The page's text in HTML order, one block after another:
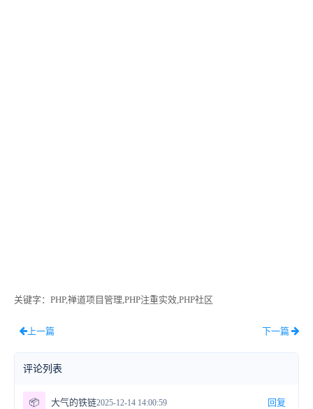
关键字 ：PHP,禅道项目管理,PHP注重实效,PHP社区
上一篇 下一篇
评论列表
📦 大气的铁链2025-12-14 14:00:59 回复